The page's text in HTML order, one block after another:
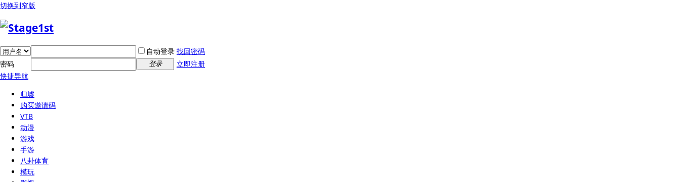
切换到窄版
自动登录 找回密码
密码
登录
立即注册
快捷导航
归墟
购买邀请码
VTB
动漫
游戏
手游
八卦体育
模玩